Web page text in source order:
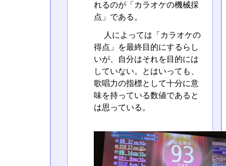
れるのが「カラオケの機械採
点」である。
人によっては「カラオケの
得点」を最終目的にするらし
いが、自分はそれを目的には
していない。とはいっても、
歌唱力の指標として十分に意
味を持っている数値であると
は思っている。